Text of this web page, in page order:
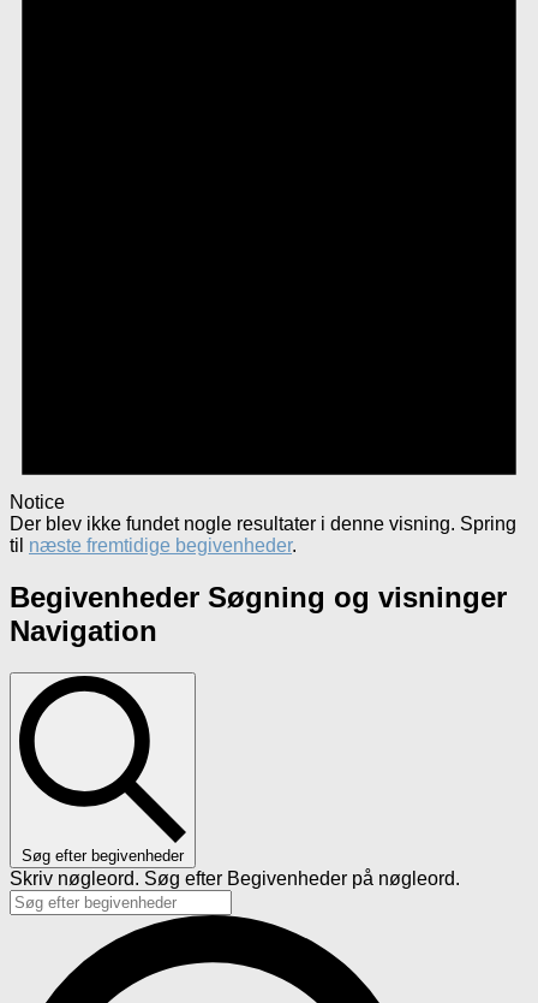
Notice
Der blev ikke fundet nogle resultater i denne visning. Spring
til næste fremtidige begivenheder.
Begivenheder Søgning og visninger
Navigation
Søg efter begivenheder
Skriv nøgleord. Søg efter Begivenheder på nøgleord.